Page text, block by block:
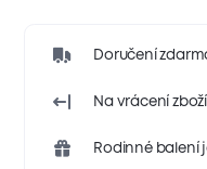
Doručení
Na vrácení
Rodinné balení